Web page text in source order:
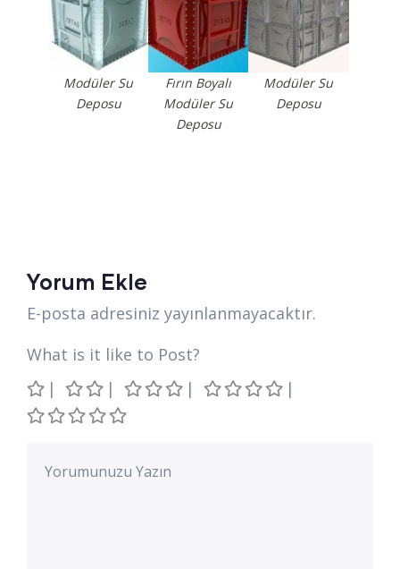
Modüler Su
Deposu
Fırın Boyalı
Modüler Su
Deposu
Modüler Su
Deposu
Yorum Ekle
E-posta adresiniz yayınlanmayacaktır.
What is it like to Post?